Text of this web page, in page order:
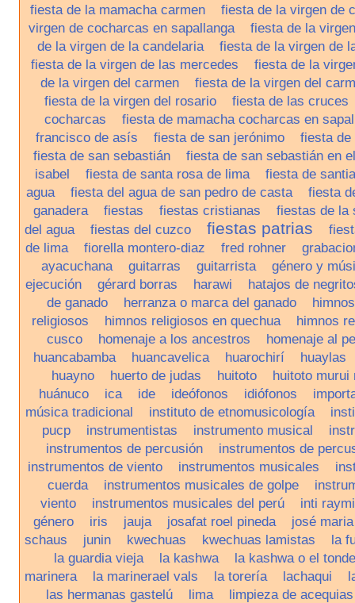
fiesta de la mamacha carmen
fiesta de la virgen de
virgen de cocharcas en sapallanga
fiesta de la
de la virgen de la candelaria
fiesta de la virgen de
fiesta de la virgen de las mercedes
fiesta de la
de la virgen del carmen
fiesta de la virgen del
fiesta de la virgen del rosario
fiesta de las cruces
cocharcas
fiesta de mamacha cocharcas en
francisco de asís
fiesta de san jerónimo
fiesta de
fiesta de san sebastián
fiesta de san sebastián en
isabel
fiesta de santa rosa de lima
fiesta de
agua
fiesta del agua de san pedro de casta
fiesta
ganadera
fiestas fiestas cristianas
fiestas de la
del agua
fiestas del cuzco fiestas patrias
de lima
fiorella montero-diaz fred rohner
ayacuchana
guitarras guitarrista
género y
ejecución
gérard borras harawi
hatajos de
de ganado
herranza o marca del ganado
religiosos
himnos religiosos en quechua
himnos
cusco
homenaje a los ancestros
homenaje al
huancabamba
huancavelica huarochirí
huaylas
huayno
huerto de judas huitoto
huitoto murui
huánuco
ica ide ideófonos idiófonos
música tradicional
instituto de etnomusicología
pucp
instrumentistas instrumento musical
instrumentos de percusión
instrumentos de
instrumentos de viento
instrumentos musicales
cuerda
instrumentos musicales de golpe
viento
instrumentos musicales del perú
inti raymi
género
iris jauja josafat roel pineda
josé
schaus
junin kwechuas kwechuas lamistas
la
la guardia vieja
la kashwa
la kashwa o el
marinera
la marinerael vals la torería lachaqui
las hermanas gastelú
lima
limpieza de acequias